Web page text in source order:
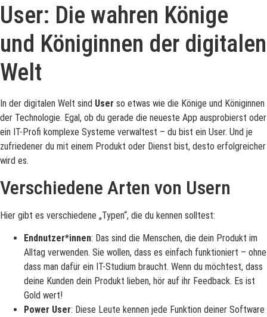
User: Die wahren Könige
und Königinnen der digitalen
Welt
In der digitalen Welt sind User so etwas wie die Könige und Königinnen
der Technologie. Egal, ob du gerade die neueste App ausprobierst oder
ein IT-Profi komplexe Systeme verwaltest – du bist ein User. Und je
zufriedener du mit einem Produkt oder Dienst bist, desto erfolgreicher
wird es.
Verschiedene Arten von Usern
Hier gibt es verschiedene „Typen“, die du kennen solltest:
Endnutzer*innen: Das sind die Menschen, die dein Produkt im
Alltag verwenden. Sie wollen, dass es einfach funktioniert – ohne
dass man dafür ein IT-Studium braucht. Wenn du möchtest, dass
deine Kunden dein Produkt lieben, hör auf ihr Feedback. Es ist
Gold wert!
Power User: Diese Leute kennen jede Funktion deiner Software